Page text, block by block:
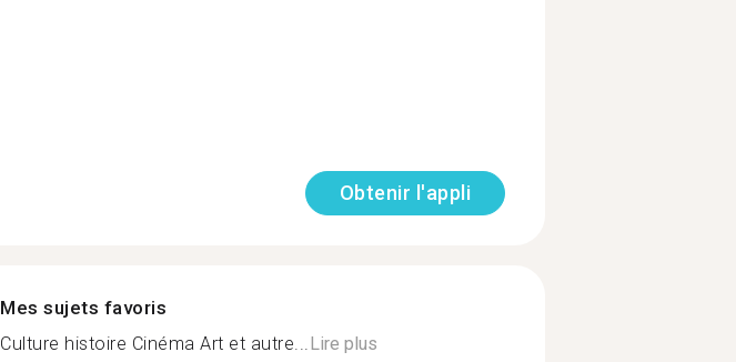
Obtenir l'appli
Mes sujets favoris
Culture histoire Cinéma Art et autre...Lire plus